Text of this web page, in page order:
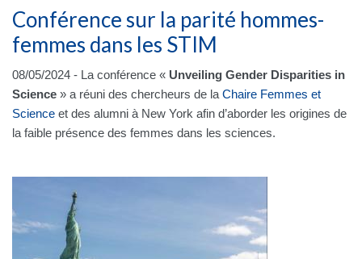
Conférence sur la parité hommes-
femmes dans les STIM
08/05/2024 - La conférence « Unveiling Gender Disparities in
Science » a réuni des chercheurs de la Chaire Femmes et
Science et des alumni à New York afin d’aborder les origines de
la faible présence des femmes dans les sciences.